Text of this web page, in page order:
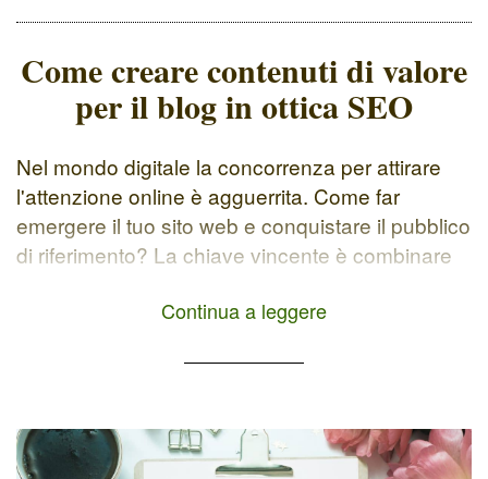
Come creare contenuti di valore
per il blog in ottica SEO
Nel mondo digitale la concorrenza per attirare
l'attenzione online è agguerrita. Come far
emergere il tuo sito web e conquistare il pubblico
di riferimento? La chiave vincente è combinare
Ovvero una strategia di marketing basata sulla
(utili e interessanti per […]
Continua a leggere